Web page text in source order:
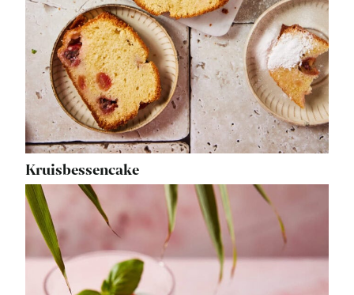
Kruisbessencake